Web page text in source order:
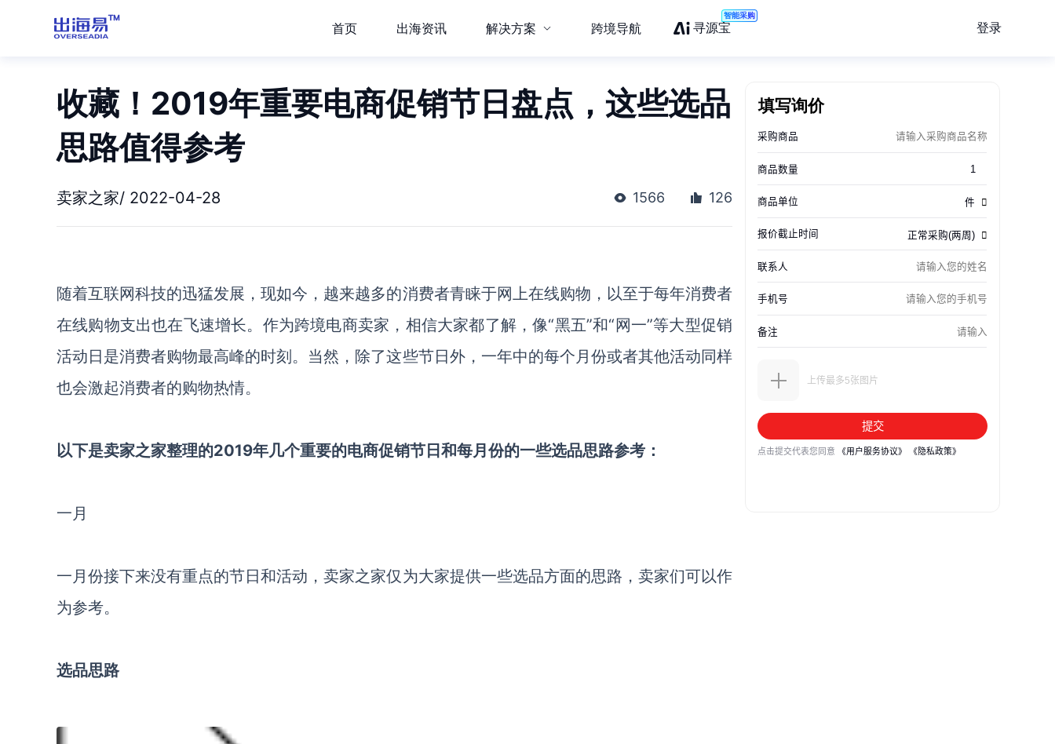
首页 出海资讯 解决方案 跨境导航 寻源宝
智能采购
登录
收藏！2019年重要电商促销节日盘点，这些选品
思路值得参考
卖家之家/ 2022-04-28 1566 126
随着互联网科技的迅猛发展，现如今，越来越多的消费者青睐于网上在线购物，以至于每年消费者
在线购物支出也在飞速增长。作为跨境电商卖家，相信大家都了解，像“黑五”和“网一”等大型促销
活动日是消费者购物最高峰的时刻。当然，除了这些节日外，一年中的每个月份或者其他活动同样
也会激起消费者的购物热情。
以下是卖家之家整理的2019年几个重要的电商促销节日和每月份的一些选品思路参考：
一月
一月份接下来没有重点的节日和活动，卖家之家仅为大家提供一些选品方面的思路，卖家们可以作
为参考。
选品思路
填写询价